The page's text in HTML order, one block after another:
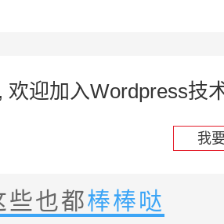
欢迎加入Wordpress技
我
些也都棒棒哒